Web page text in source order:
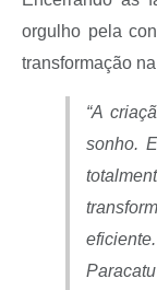
orgulho pela
transformação
“A
sonho.